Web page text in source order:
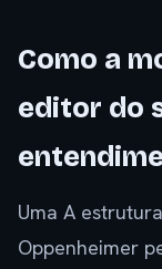
Como a
editor do
Uma A
Oppenheimer